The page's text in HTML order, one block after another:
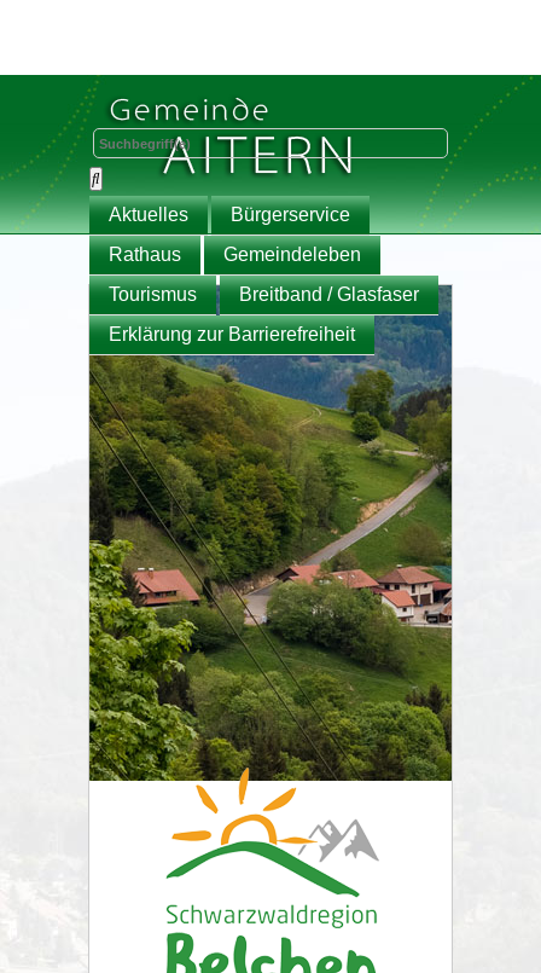
Aktuelles
Bürgerservice
Rathaus
Gemeindeleben
Tourismus
Breitband / Glasfaser
Erklärung zur Barrierefreiheit